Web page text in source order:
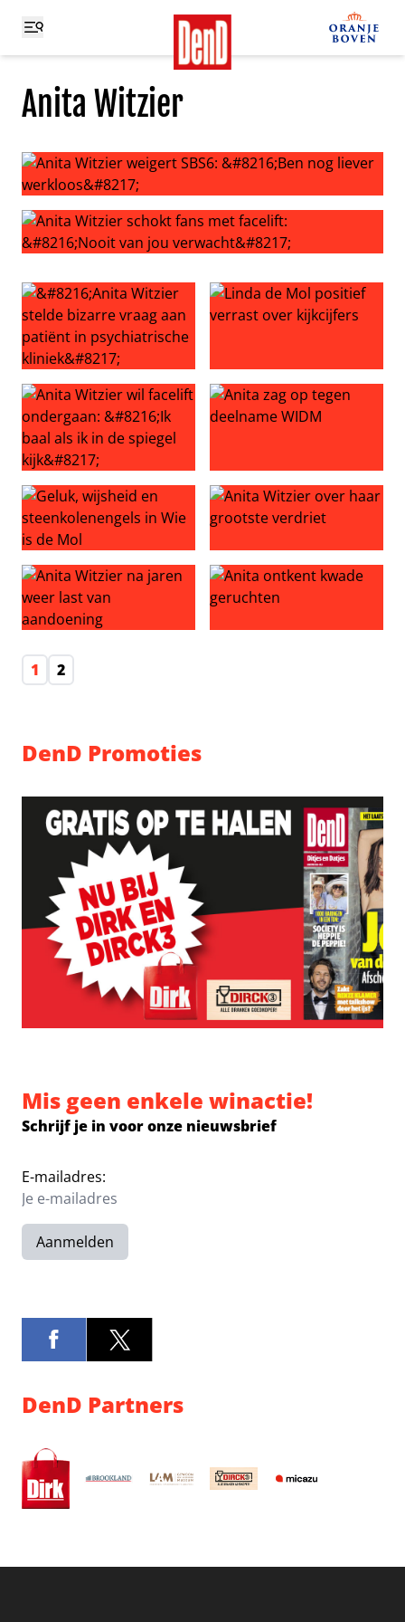
Anita Witzier
Anita Witzier weigert SBS6: ‘Ben nog liever werkloos’
‘Anita Witzier stelde bizarre vraag aan patiënt in
Linda de Mol positief
Anita Witzier wil facelift ondergaan: ‘Ik baal als ik in de
Anita zag op tegen
Geluk, wijsheid en steenkolenengels in Wie is de Mol
Anita Witzier over haar
1
2
DenD Promoties
Mis geen enkele winactie!
Schrijf je in voor onze nieuwsbrief
E-mailadres:
Aanmelden
DenD Partners